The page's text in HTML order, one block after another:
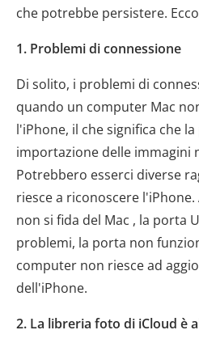
che potrebbe persistere.
1. Problemi di connessione
Di solito, i problemi di
quando un computer Mac
l'iPhone, il che significa che
importazione delle immagini
Potrebbero esserci diverse
riesce a riconoscere
non si fida del Mac , la porta
problemi, la porta non
computer non riesce ad
dell'iPhone.
2. La libreria foto di iCloud è